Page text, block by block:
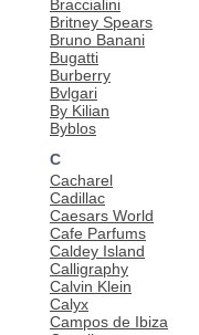
Braccialini
Britney Spears
Bruno Banani
Bugatti
Burberry
Bvlgari
By Kilian
Byblos
C
Cacharel
Cadillac
Caesars World
Cafe Parfums
Caldey Island
Calligraphy
Calvin Klein
Calyx
Campos de Ibiza